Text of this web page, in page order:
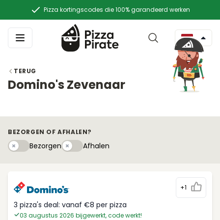
Pizza kortingscodes die 100% garandeerd werken
TERUG
Domino's Zevenaar
BEZORGEN OF AFHALEN?
BezorgenBezorgenAfhalenyAfhalen
+1
3 pizza's deal: vanaf €8 per pizza
03 augustus 2026 bijgewerkt, code werkt!